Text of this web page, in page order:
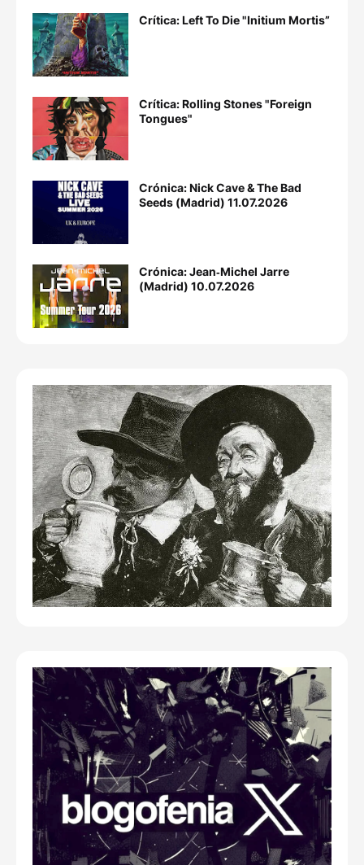
Crítica: Left To Die "Initium Mortis”
Crítica: Rolling Stones "Foreign
Tongues"
Crónica: Nick Cave & The Bad
Seeds (Madrid) 11.07.2026
Crónica: Jean‐Michel Jarre
(Madrid) 10.07.2026